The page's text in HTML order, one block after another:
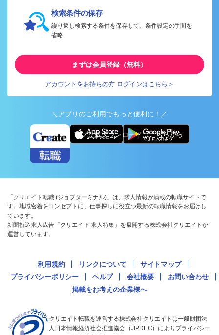
検索条件の保存
繰り返し検索する条件を保存して、条件設定の手間を
省略
まずは会員登録（無料）
アカウントをお持ちの方 ログインはこちら＞
＼アプリのご利用でもっと便利に！／
アプリ版ダウンロードはこちらから
「クリエイト転職 (ジョブターミナル)」は、求人情報が満載の転職サイトで
す。地域密着をコンセプトに、仕事探しに役立つ最新の転職情報をお届けし
ています。
新聞折込求人広告「クリエイト 求人特集」を展開する株式会社クリエイトが
運営しています。
利用規約 リンクについて
サイトマップ
プライバシーポリシー
ヘルプ 会社概要
お問い合わせ
掲載をお考えの企業様へ
クリエイト転職を運営する株式会社クリエイトは一般財団法
人日本情報経済社会推進協会（JIPDEC）によりプライバシー